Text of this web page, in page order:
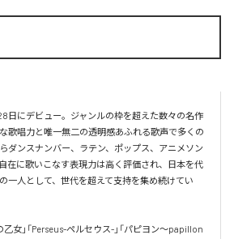
日にデビュー。ジャンルの枠を超えた数々の名作
歌唱力と唯一無二の透明感あふれる歌声で多くの
ダンスナンバー、ラテン、ポップス、アニメソン
在に歌いこなす表現力は高く評価され、日本を代
一人として、世代を超えて支持を集め続けてい
女」「Perseus-ペルセウス-」「パピヨン～papillon